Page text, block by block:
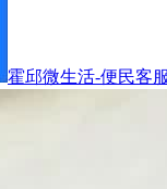
霍邱微生活-便民客